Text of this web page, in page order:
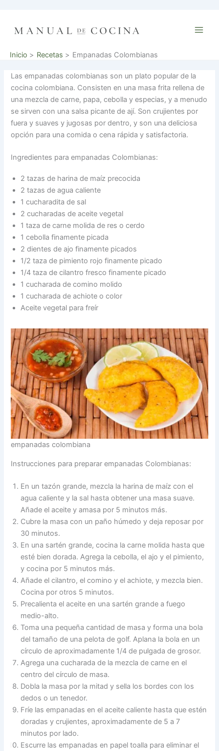
contenido
Inicio Recetas Empanadas Colombianas
Las empanadas colombianas son un plato popular de la
cocina colombiana. Consisten en una masa frita rellena de
una mezcla de carne, papa, cebolla y especias, y a menudo
se sirven con una salsa picante de ají. Son crujientes por
fuera y suaves y jugosas por dentro, y son una deliciosa
opción para una comida o cena rápida y satisfactoria.
Ingredientes para empanadas Colombianas:
2 tazas de harina de maíz precocida
2 tazas de agua caliente
1 cucharadita de sal
2 cucharadas de aceite vegetal
1 taza de carne molida de res o cerdo
1 cebolla finamente picada
2 dientes de ajo finamente picados
1/2 taza de pimiento rojo finamente picado
1/4 taza de cilantro fresco finamente picado
1 cucharada de comino molido
1 cucharada de achiote o color
Aceite vegetal para freír
empanadas colombiana
Instrucciones para preparar empanadas Colombianas:
En un tazón grande, mezcla la harina de maíz con el
agua caliente y la sal hasta obtener una masa suave.
Añade el aceite y amasa por 5 minutos más.
Cubre la masa con un paño húmedo y deja reposar por
30 minutos.
En una sartén grande, cocina la carne molida hasta que
esté bien dorada. Agrega la cebolla, el ajo y el pimiento,
y cocina por 5 minutos más.
Añade el cilantro, el comino y el achiote, y mezcla bien.
Cocina por otros 5 minutos.
Precalienta el aceite en una sartén grande a fuego
medio-alto.
Toma una pequeña cantidad de masa y forma una bola
del tamaño de una pelota de golf. Aplana la bola en un
círculo de aproximadamente 1/4 de pulgada de grosor.
Agrega una cucharada de la mezcla de carne en el
centro del círculo de masa.
Dobla la masa por la mitad y sella los bordes con los
dedos o un tenedor.
Fríe las empanadas en el aceite caliente hasta que estén
doradas y crujientes, aproximadamente de 5 a 7
minutos por lado.
Escurre las empanadas en papel toalla para eliminar el